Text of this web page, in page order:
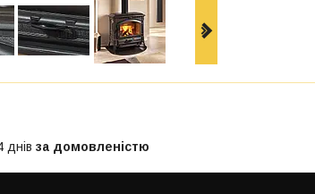
днів за домовленістю